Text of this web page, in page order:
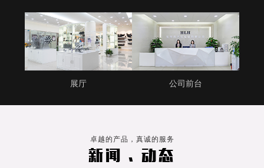
展厅 公司前台
卓越的产品，真诚的服务
新闻 . 动态